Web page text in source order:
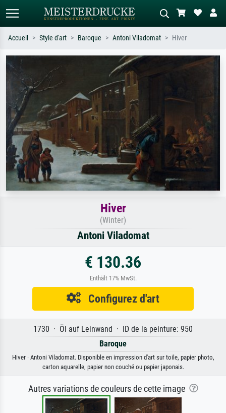
Recherche standard Recherche d'images IA
Recherchez par artiste, titre ou style –
ex. Monet, Nuit étoilée,
impressionnisme, vague de Hokusai,
nu.
Décrivez la scène – ex. prairie verte,
abstrait avec beaucoup de rouge,
tableau sombre, nu debout près d'un
Accueil Style d'art Baroque Antoni Viladomat Hiver
Hiver
(Winter)
Antoni Viladomat
€ 130.36
Enthält 17% MwSt.
Configurez d'art
1730 · Öl auf Leinwand · ID de la peinture: 950
Baroque
Hiver · Antoni Viladomat. Disponible en impression d'art sur toile, papier photo,
carton aquarelle, papier non couché ou papier japonais.
Autres variations de couleurs de cette image